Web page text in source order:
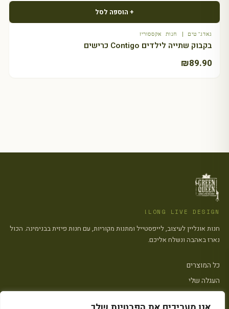
+ הוספה לסל
גאדג'טים | חנות אקססוריז
בקבוק שתייה לילדים Contigo כרישים
₪89.90
LONG LIVE DESIGN!
חנות אונליין לעיצוב, לייפסטייל ומתנות מקוריות, עם חנות פיזית בבנימינה. הכול
נארז באהבה ונשלח אליכם.
כל המוצרים
העגלה שלי